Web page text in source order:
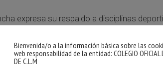
expresa su respaldo a disciplinas
al mismo tiempo que apoya el
Bienvenida/o a la información básica sobre las
web responsabilidad de la entidad: COLEGIO OFICIAL
DE C.L.M